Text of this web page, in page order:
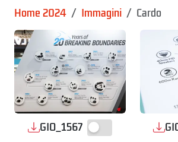
Home 2024 Immagini Cardo
GIO_1567